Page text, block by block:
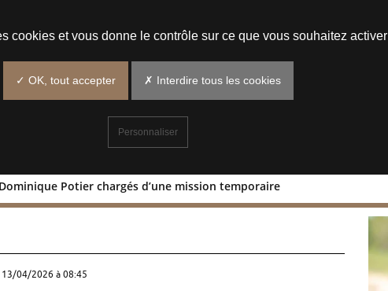
Potier chargés d’une mission temporaire
et Dominique Potier chargés
13/04/2026 à 08:45
cookies et vous donne le contrôle sur ce que vous souhaitez activer
✓ OK, tout accepter ✗ Interdire tous les cookies
Personnaliser